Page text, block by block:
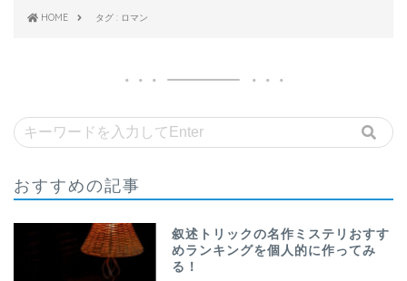
HOME タグ : ロマン
おすすめの記事
叙述トリックの名作ミステリおすす
めランキングを個人的に作ってみ
る！